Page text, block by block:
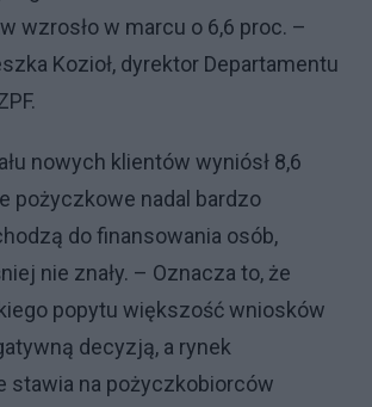
wzrosło w marcu o 6,6 proc. –
Kozioł, dyrektor Departamentu
nowych klientów wyniósł 8,6
pożyczkowe nadal bardzo
do finansowania osób,
nie znały. – Oznacza to, że
popytu większość wniosków
decyzją, a rynek
stawia na pożyczkobiorców